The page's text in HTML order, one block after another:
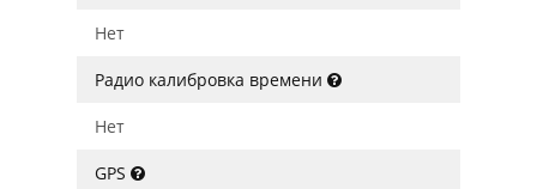
Нет
Радио калибровка времени
Нет
GPS